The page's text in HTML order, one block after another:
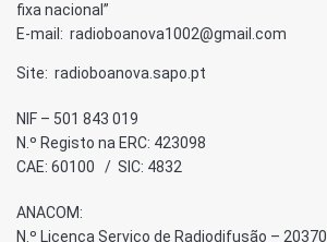
fixa nacional”
E-mail: radioboanova1002@gmail.com
Site: radioboanova.sapo.pt
NIF – 501 843 019
N.º Registo na ERC: 423098
CAE: 60100 / SIC: 4832
ANACOM:
N.º Licença Serviço de Radiodifusão – 20370